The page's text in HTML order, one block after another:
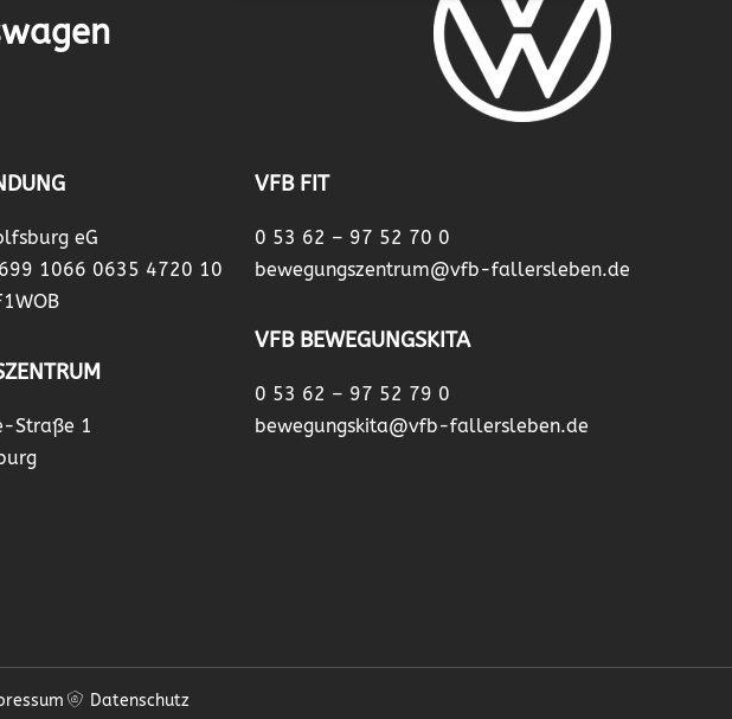
eG
1066 0635 4720 10
Straße 1
VFB FIT
0 53 62 – 97 52 70 0
bewegungszentrum@vfb-fallersleben.de
VFB BEWEGUNGSKITA
0 53 62 – 97 52 79 0
bewegungskita@vfb-fallersleben.de
Datenschutz